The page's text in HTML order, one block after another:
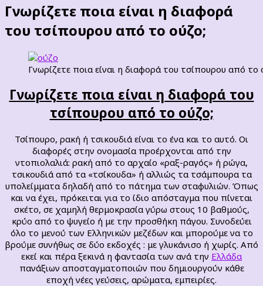
Γνωρίζετε ποια είναι η διαφορά
του τσίπουρου από το ούζο;
Γνωρίζετε ποια είναι η διαφορά του τσίπουρου από το
Γνωρίζετε ποια είναι η διαφορά του
τσίπουρου από το ούζο;
Τσίπουρο, ρακή ή τσικουδιά είναι το ένα και το αυτό. Οι
διαφορές στην ονομασία προέρχονται από την
ντοπιολαλιά: ρακή από το αρχαίο «ραξ-ραγός» ή ρώγα,
τσικουδιά από τα «τσίκουδα» ή αλλιώς τα τσάμπουρα τα
υπολείμματα δηλαδή από το πάτημα των σταφυλιών. Όπως
και να έχει, πρόκειται για το ίδιο απόσταγμα που πίνεται
σκέτο, σε χαμηλή θερμοκρασία γύρω στους 10 βαθμούς,
κρύο από το ψυγείο ή με την προσθήκη πάγου. Συνοδεύει
όλο το μενού των Ελληνικών μεζέδων και μπορούμε να το
βρούμε συνήθως σε δύο εκδοχές : με γλυκάνισο ή χωρίς. Από
εκεί και πέρα ξεκινά η φαντασία των ανά την Ελλάδα
πανάξιων αποσταγματοποιών που δημιουργούν κάθε
εποχή νέες γεύσεις, αρώματα, εμπειρίες.